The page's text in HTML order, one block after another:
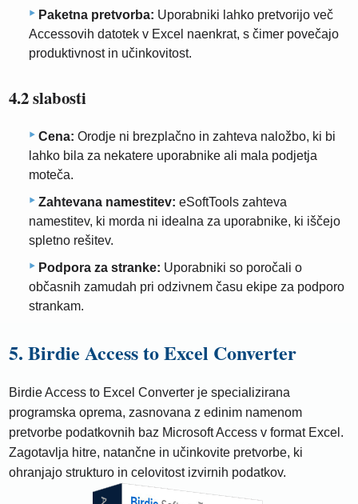
Paketna pretvorba: Uporabniki lahko pretvorijo več
Accessovih datotek v Excel naenkrat, s čimer povečajo
produktivnost in učinkovitost.
4.2 slabosti
Cena: Orodje ni brezplačno in zahteva naložbo, ki bi
lahko bila za nekatere uporabnike ali mala podjetja
moteča.
Zahtevana namestitev: eSoftTools zahteva
namestitev, ki morda ni idealna za uporabnike, ki iščejo
spletno rešitev.
Podpora za stranke: Uporabniki so poročali o
občasnih zamudah pri odzivnem času ekipe za podporo
strankam.
5. Birdie Access to Excel Converter
Birdie Access to Excel Converter je specializirana
programska oprema, zasnovana z edinim namenom
pretvorbe podatkovnih baz Microsoft Access v format Excel.
Zagotavlja hitre, natančne in učinkovite pretvorbe, ki
ohranjajo strukturo in celovitost izvirnih podatkov.